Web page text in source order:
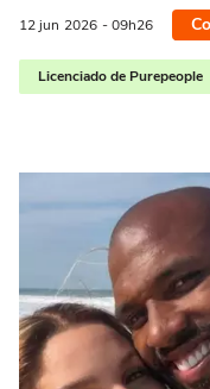
12 jun 2026 - 09h26
Licenciado de Purepeople